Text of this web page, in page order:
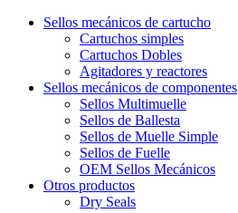
Sellos mecánicos de cartucho
Cartuchos simples
Cartuchos Dobles
Agitadores y reactores
Sellos mecánicos de componentes
Sellos Multimuelle
Sellos de Ballesta
Sellos de Muelle Simple
Sellos de Fuelle
OEM Sellos Mecánicos
Otros productos
Dry Seals